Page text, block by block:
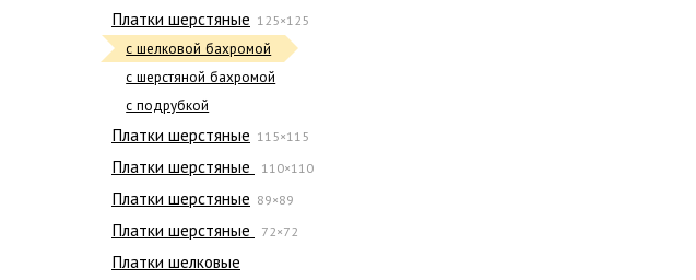
Платки шерстяные 125×125
с шелковой бахромой
с шерстяной бахромой
с подрубкой
Платки шерстяные 115×115
Платки шерстяные 110×110
Платки шерстяные 89×89
Платки шерстяные 72×72
Платки шелковые